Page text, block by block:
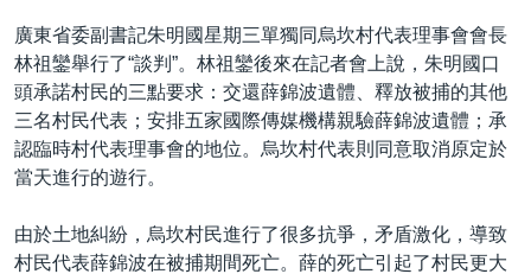
建國史話
廣播節目表
其他語言網站
廣東省委副書記朱明國星期三單獨同烏坎村代表理事會會長
林祖鑾舉行了“談判”。林祖鑾後來在記者會上說，朱明國口
頭承諾村民的三點要求：交還薛錦波遺體、釋放被捕的其他
三名村民代表；安排五家國際傳媒機構親驗薛錦波遺體；承
認臨時村代表理事會的地位。烏坎村代表則同意取消原定於
當天進行的遊行。
由於土地糾紛，烏坎村民進行了很多抗爭，矛盾激化，導致
村民代表薛錦波在被捕期間死亡。薛的死亡引起了村民更大